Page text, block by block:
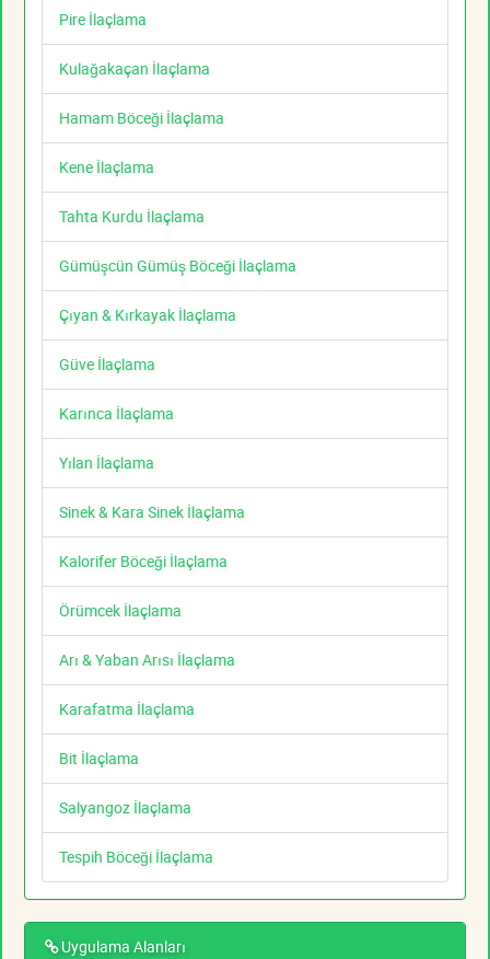
Pire İlaçlama
Kulağakaçan İlaçlama
Hamam Böceği İlaçlama
Kene İlaçlama
Tahta Kurdu İlaçlama
Gümüşcün Gümüş Böceği İlaçlama
Çıyan & Kırkayak İlaçlama
Güve İlaçlama
Karınca İlaçlama
Yılan İlaçlama
Sinek & Kara Sinek İlaçlama
Kalorifer Böceği İlaçlama
Örümcek İlaçlama
Arı & Yaban Arısı İlaçlama
Karafatma İlaçlama
Bit İlaçlama
Salyangoz İlaçlama
Tespih Böceği İlaçlama
Uygulama Alanları